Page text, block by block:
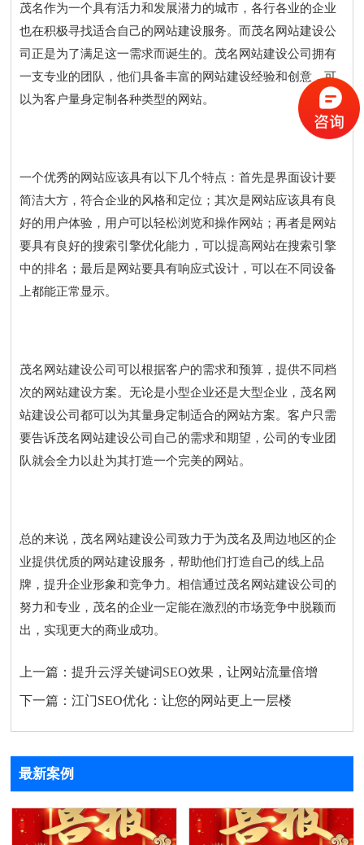
茂名作为一个具有活力和发展潜力的城市，各行各业的企业
也在积极寻找适合自己的网站建设服务。而茂名网站建设公
司正是为了满足这一需求而诞生的。茂名网站建设公司拥有
一支专业的团队，他们具备丰富的网站建设经验和创意，可
以为客户量身定制各种类型的网站。
一个优秀的网站应该具有以下几个特点：首先是界面设计要
简洁大方，符合企业的风格和定位；其次是网站应该具有良
好的用户体验，用户可以轻松浏览和操作网站；再者是网站
要具有良好的搜索引擎优化能力，可以提高网站在搜索引擎
中的排名；最后是网站要具有响应式设计，可以在不同设备
上都能正常显示。
茂名网站建设公司可以根据客户的需求和预算，提供不同档
次的网站建设方案。无论是小型企业还是大型企业，茂名网
站建设公司都可以为其量身定制适合的网站方案。客户只需
要告诉茂名网站建设公司自己的需求和期望，公司的专业团
队就会全力以赴为其打造一个完美的网站。
总的来说，茂名网站建设公司致力于为茂名及周边地区的企
业提供优质的网站建设服务，帮助他们打造自己的线上品
牌，提升企业形象和竞争力。相信通过茂名网站建设公司的
努力和专业，茂名的企业一定能在激烈的市场竞争中脱颖而
出，实现更大的商业成功。
上一篇：提升云浮关键词SEO效果，让网站流量倍增
下一篇：江门SEO优化：让您的网站更上一层楼
最新案例